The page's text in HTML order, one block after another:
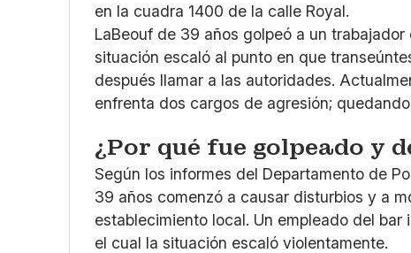
en la cuadra 1400 de la calle Royal.
LaBeouf de 39 años golpeó a un
situación escaló al punto en que
después llamar a las autoridades.
enfrenta dos cargos de agresión;
¿Por qué fue golpeado y
Según los informes del Departamento de
39 años comenzó a causar disturbios y a
establecimiento local. Un empleado del
el cual la situación escaló violentamente.